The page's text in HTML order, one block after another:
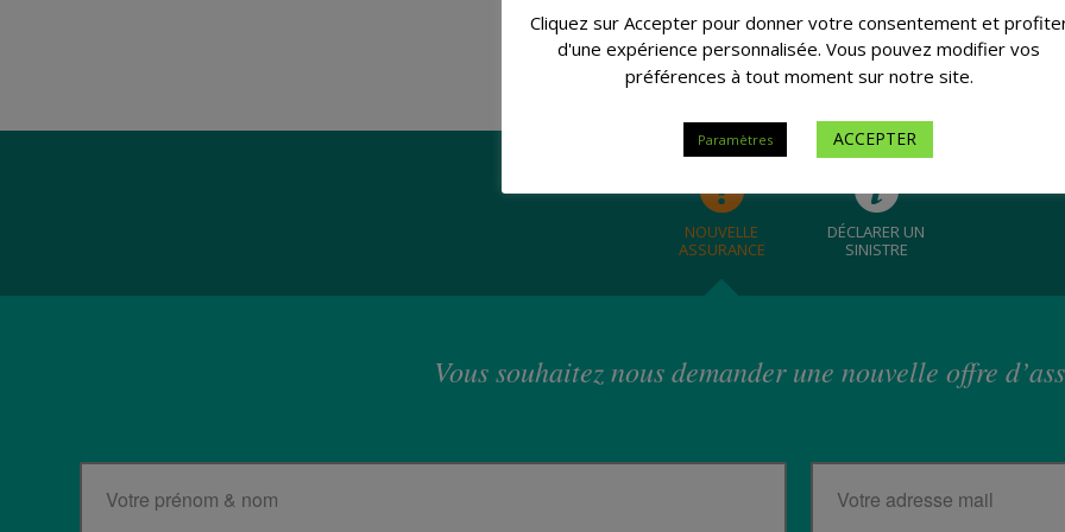
NOUVELLE
ASSURANCE
DÉCLARER UN
SINISTRE
Vous souhaitez nous demander une nouvelle offre
Cliquez sur Accepter pour donner votre consentement et
d'une expérience personnalisée. Vous pouvez modifier vos
préférences à tout moment sur notre site.
Paramètres ACCEPTER